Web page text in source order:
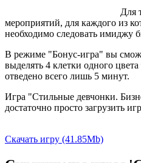
Для
мероприятий, для каждого из
необходимо следовать имиджу
В режиме "Бонус-игра" вы
выделять 4 клетки одного
отведено всего лишь 5 минут.
Игра "Стильные девчонки.
достаточно просто загрузить
Скачать игру (41.85Mb)